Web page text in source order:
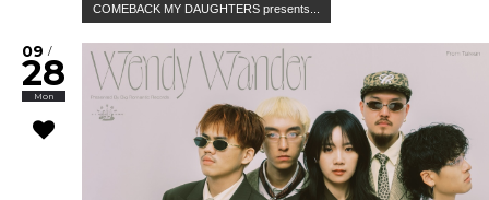
COMEBACK MY DAUGHTERS presents...
09 /
28
Mon